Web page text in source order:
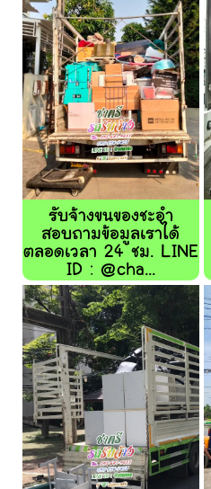
รับจ้างขนของชะอำ
สอบถามข้อมูลเราได้
ตลอดเวลา 24 ชม. LINE
ID : @cha...